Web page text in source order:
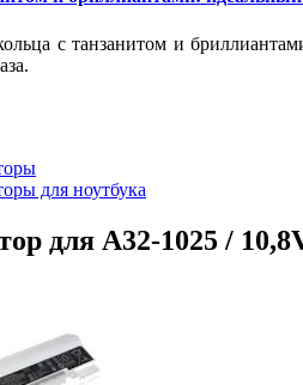
с танзанитом и
для ноутбука
для A32-1025 /